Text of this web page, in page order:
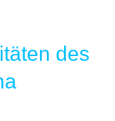
des